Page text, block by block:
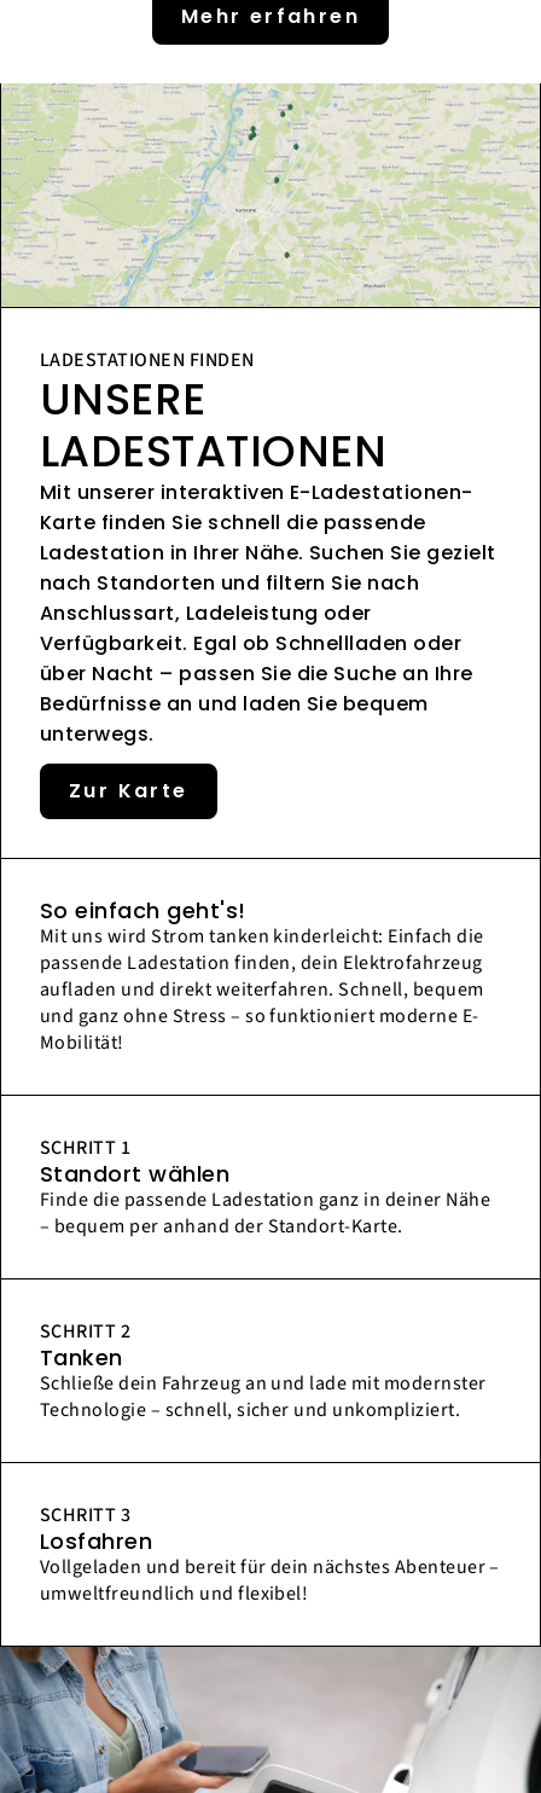
Mehr erfahren
LADESTATIONEN FINDEN
UNSERE
LADESTATIONEN
Mit unserer interaktiven E-Ladestationen-
Karte finden Sie schnell die passende
Ladestation in Ihrer Nähe. Suchen Sie gezielt
nach Standorten und filtern Sie nach
Anschlussart, Ladeleistung oder
Verfügbarkeit. Egal ob Schnellladen oder
über Nacht – passen Sie die Suche an Ihre
Bedürfnisse an und laden Sie bequem
unterwegs.
Zur Karte
So einfach geht's!
Mit uns wird Strom tanken kinderleicht: Einfach die
passende Ladestation finden, dein Elektrofahrzeug
aufladen und direkt weiterfahren. Schnell, bequem
und ganz ohne Stress – so funktioniert moderne E-
Mobilität!
SCHRITT 1
Standort wählen
Finde die passende Ladestation ganz in deiner Nähe
– bequem per anhand der Standort-Karte.
SCHRITT 2
Tanken
Schließe dein Fahrzeug an und lade mit modernster
Technologie – schnell, sicher und unkompliziert.
SCHRITT 3
Losfahren
Vollgeladen und bereit für dein nächstes Abenteuer –
umweltfreundlich und flexibel!